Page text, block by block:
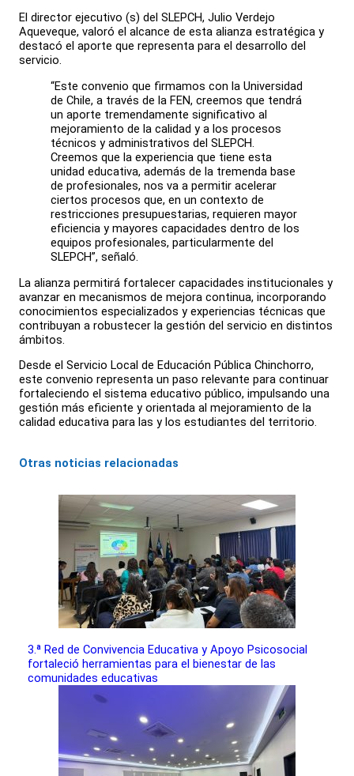
El director ejecutivo (s) del SLEPCH, Julio Verdejo
Aqueveque, valoró el alcance de esta alianza estratégica y
destacó el aporte que representa para el desarrollo del
servicio.
“Este convenio que firmamos con la Universidad
de Chile, a través de la FEN, creemos que tendrá
un aporte tremendamente significativo al
mejoramiento de la calidad y a los procesos
técnicos y administrativos del SLEPCH.
Creemos que la experiencia que tiene esta
unidad educativa, además de la tremenda base
de profesionales, nos va a permitir acelerar
ciertos procesos que, en un contexto de
restricciones presupuestarias, requieren mayor
eficiencia y mayores capacidades dentro de los
equipos profesionales, particularmente del
SLEPCH”, señaló.
La alianza permitirá fortalecer capacidades institucionales y
avanzar en mecanismos de mejora continua, incorporando
conocimientos especializados y experiencias técnicas que
contribuyan a robustecer la gestión del servicio en distintos
ámbitos.
Desde el Servicio Local de Educación Pública Chinchorro,
este convenio representa un paso relevante para continuar
fortaleciendo el sistema educativo público, impulsando una
gestión más eficiente y orientada al mejoramiento de la
calidad educativa para las y los estudiantes del territorio.
Otras noticias relacionadas
3.ª Red de Convivencia Educativa y Apoyo Psicosocial
fortaleció herramientas para el bienestar de las
comunidades educativas